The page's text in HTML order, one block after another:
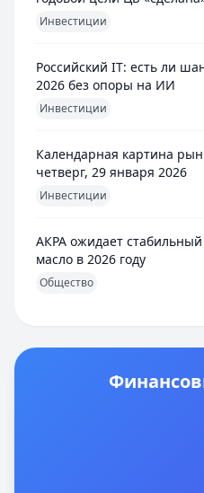
Инвестиции
Российский IT: есть ли
2026 без опоры на ИИ
Инвестиции
Календарная картина
четверг, 29 января 2026
Инвестиции
АКРА ожидает
масло в 2026 году
Общество